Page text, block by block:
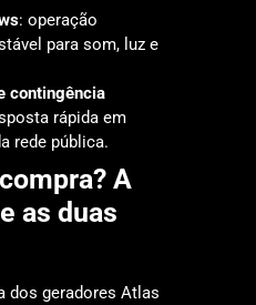
: operação
para som, luz e
contingência
rápida em
rede pública.
A
as duas
dos geradores Atlas